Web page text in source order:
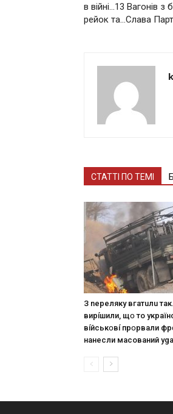
в війні…13 Вагонів
рейок та…Слава
СТАТТІ ПО ТЕМІ
З nepeлякy вгaтuлu
виpíшили, щօ тo
вíйcькօвí пpօpвaли
нaнecли мacoвaний